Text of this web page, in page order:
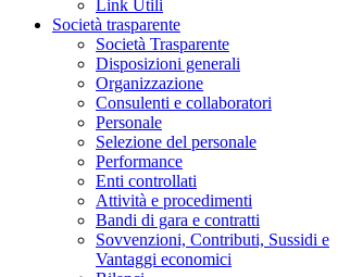
Link Utili
Società trasparente
Società Trasparente
Disposizioni generali
Organizzazione
Consulenti e collaboratori
Personale
Selezione del personale
Performance
Enti controllati
Attività e procedimenti
Bandi di gara e contratti
Sovvenzioni, Contributi, Sussidi e
Vantaggi economici